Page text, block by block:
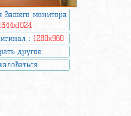
вашего монитора
:1280x960
другое